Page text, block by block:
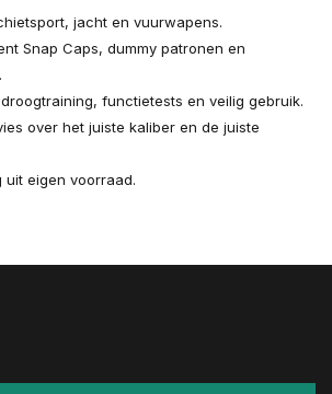
jacht en vuurwapens.
Snap Caps, dummy patronen en
functietests en veilig gebruik.
over het juiste kaliber en de juiste
uit eigen voorraad.